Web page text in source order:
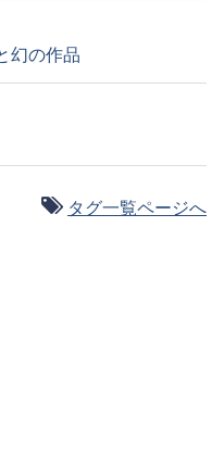
幻の作品
タグ一覧ページへ